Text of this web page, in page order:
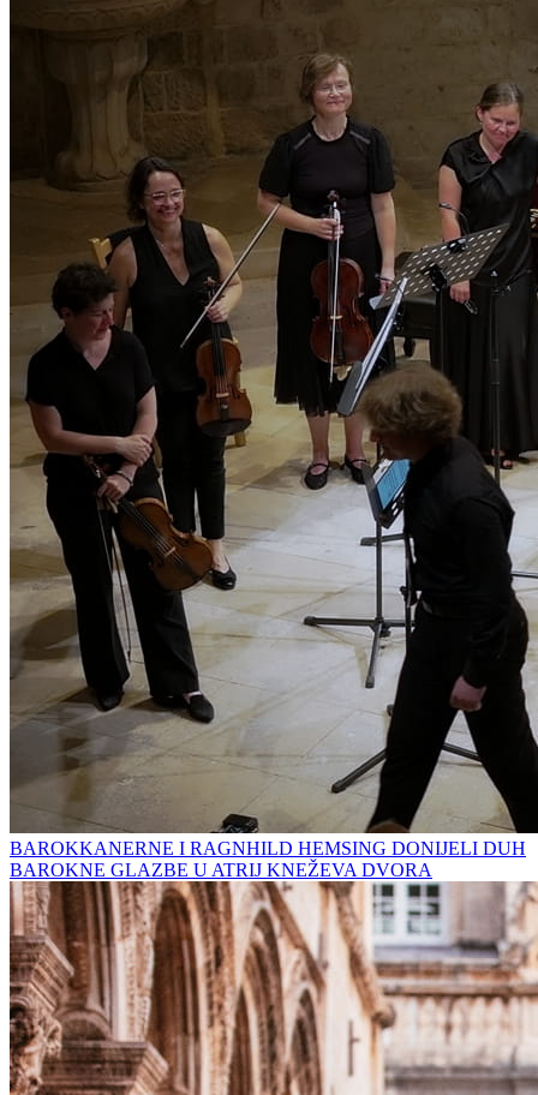
BAROKKANERNE I RAGNHILD HEMSING DONIJELI DUH
BAROKNE GLAZBE U ATRIJ KNEŽEVA DVORA